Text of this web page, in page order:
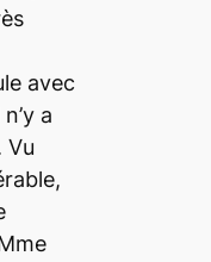
avec
a
Vu